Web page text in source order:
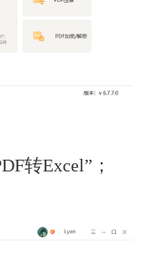
转Excel”；